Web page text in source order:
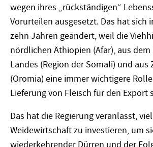
wegen ihres „rückständigen“
Vorurteilen ausgesetzt. Das hat sich
zehn Jahren geändert, weil die
nördlichen Äthiopien (Afar), aus dem
Landes (Region der Somali) und
(Oromia) eine immer wichtigere
Lieferung von Fleisch für den Export
Das hat die Regierung veranlasst,
Weidewirtschaft zu investieren, um